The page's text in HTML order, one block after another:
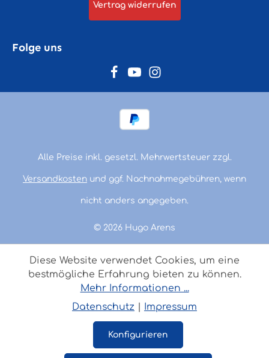
Vertrag widerrufen
Folge uns
© 2026 Hugo Arens
Alle Preise inkl. gesetzl. Mehrwertsteuer zzgl.
Versandkosten und ggf. Nachnahmegebühren, wenn
nicht anders angegeben.
Diese Website verwendet Cookies, um eine
bestmögliche Erfahrung bieten zu können.
Mehr Informationen ...
Datenschutz
Impressum
Konfigurieren